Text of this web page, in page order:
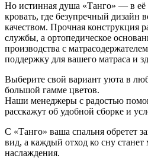
Но истинная душа «Танго» — в
кровать, где безупречный дизайн
качеством. Прочная конструкция
службы, а ортопедическое
производства с
поддержку для вашего матраса и
Выберите свой вариант уюта в
большой гамме цветов.
Наши менеджеры с радостью
расскажут об удобной сборке и
С «Танго» ваша спальня обретет
вид, а каждый отход ко сну
наслаждения.